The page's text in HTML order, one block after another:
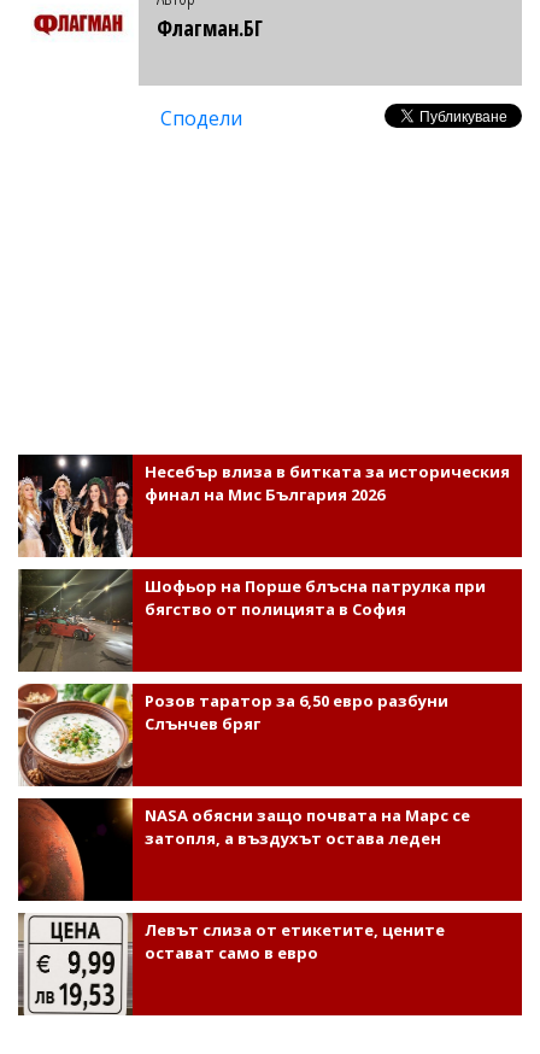
Флагман.БГ
Сподели
Несебър влиза в битката за историческия
финал на Мис България 2026
Шофьор на Порше блъсна патрулка при
бягство от полицията в София
Розов таратор за 6,50 евро разбуни
Слънчев бряг
NASA обясни защо почвата на Марс се
затопля, а въздухът остава леден
Левът слиза от етикетите, цените
остават само в евро